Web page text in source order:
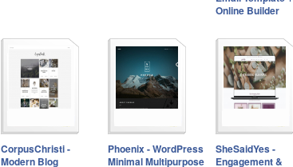
Online Builder
CorpusChristi -
Modern Blog
Phoenix - WordPress
Minimal Multipurpose
SheSaidYes -
Engagement &